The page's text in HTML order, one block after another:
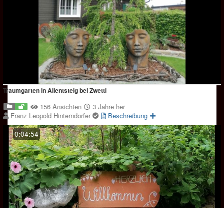
Traumgarten in Allentsteig bei Zwettl
156 Ansichten
3 Jahre her
Franz Leopold Hinterndorfer
Beschreibung
0:04:54